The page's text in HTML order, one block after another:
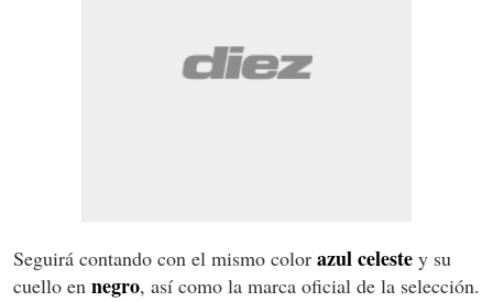
Seguirá contando con el mismo color azul celeste y su
cuello en negro, así como la marca oficial de la selección.